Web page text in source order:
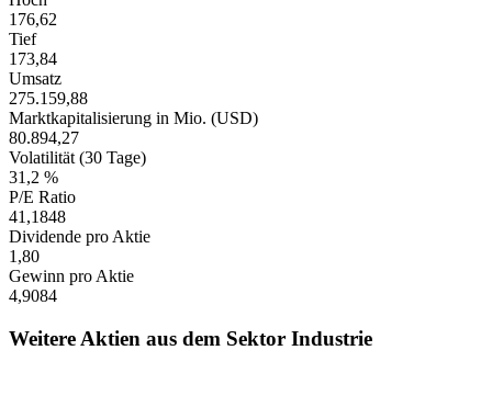
176,62
Tief
173,84
Umsatz
275.159,88
Marktkapitalisierung in Mio. (USD)
80.894,27
Volatilität (30 Tage)
31,2 %
P/E Ratio
41,1848
Dividende pro Aktie
1,80
Gewinn pro Aktie
4,9084
Weitere Aktien aus dem Sektor Industrie